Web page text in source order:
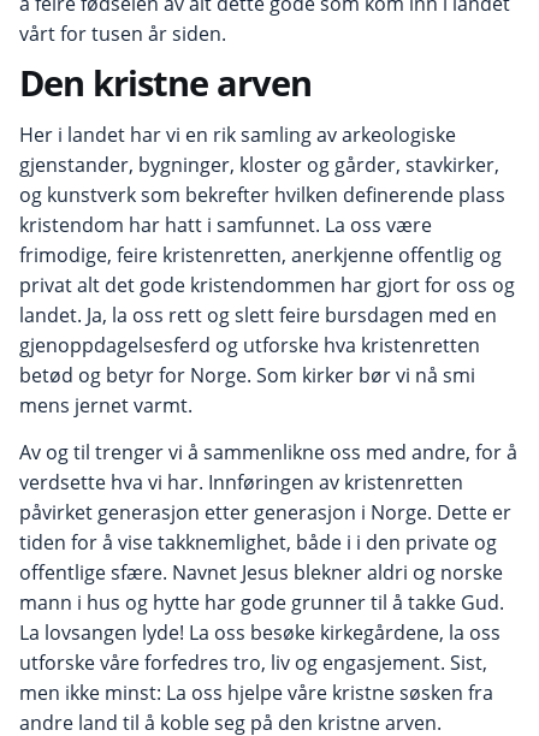
vårt for tusen år siden.
Den kristne arven
Her i landet har vi en rik samling av arkeologiske
gjenstander, bygninger, kloster og gårder, stavkirker,
og kunstverk som bekrefter hvilken definerende plass
kristendom har hatt i samfunnet. La oss være
frimodige, feire kristenretten, anerkjenne offentlig og
privat alt det gode kristendommen har gjort for oss og
landet. Ja, la oss rett og slett feire bursdagen med en
gjenoppdagelsesferd og utforske hva kristenretten
betød og betyr for Norge. Som kirker bør vi nå smi
mens jernet varmt.
Av og til trenger vi å sammenlikne oss med andre, for å
verdsette hva vi har. Innføringen av kristenretten
påvirket generasjon etter generasjon i Norge. Dette er
tiden for å vise takknemlighet, både i i den private og
offentlige sfære. Navnet Jesus blekner aldri og norske
mann i hus og hytte har gode grunner til å takke Gud.
La lovsangen lyde! La oss besøke kirkegårdene, la oss
utforske våre forfedres tro, liv og engasjement. Sist,
men ikke minst: La oss hjelpe våre kristne søsken fra
andre land til å koble seg på den kristne arven.